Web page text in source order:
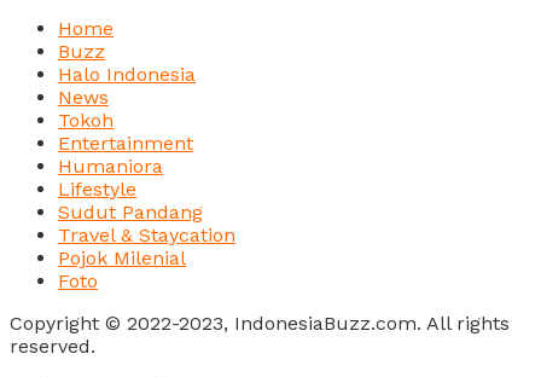
Home
Buzz
Halo Indonesia
News
Tokoh
Entertainment
Humaniora
Lifestyle
Sudut Pandang
Travel & Staycation
Pojok Milenial
Foto
Copyright © 2022-2023, IndonesiaBuzz.com. All rights
reserved.